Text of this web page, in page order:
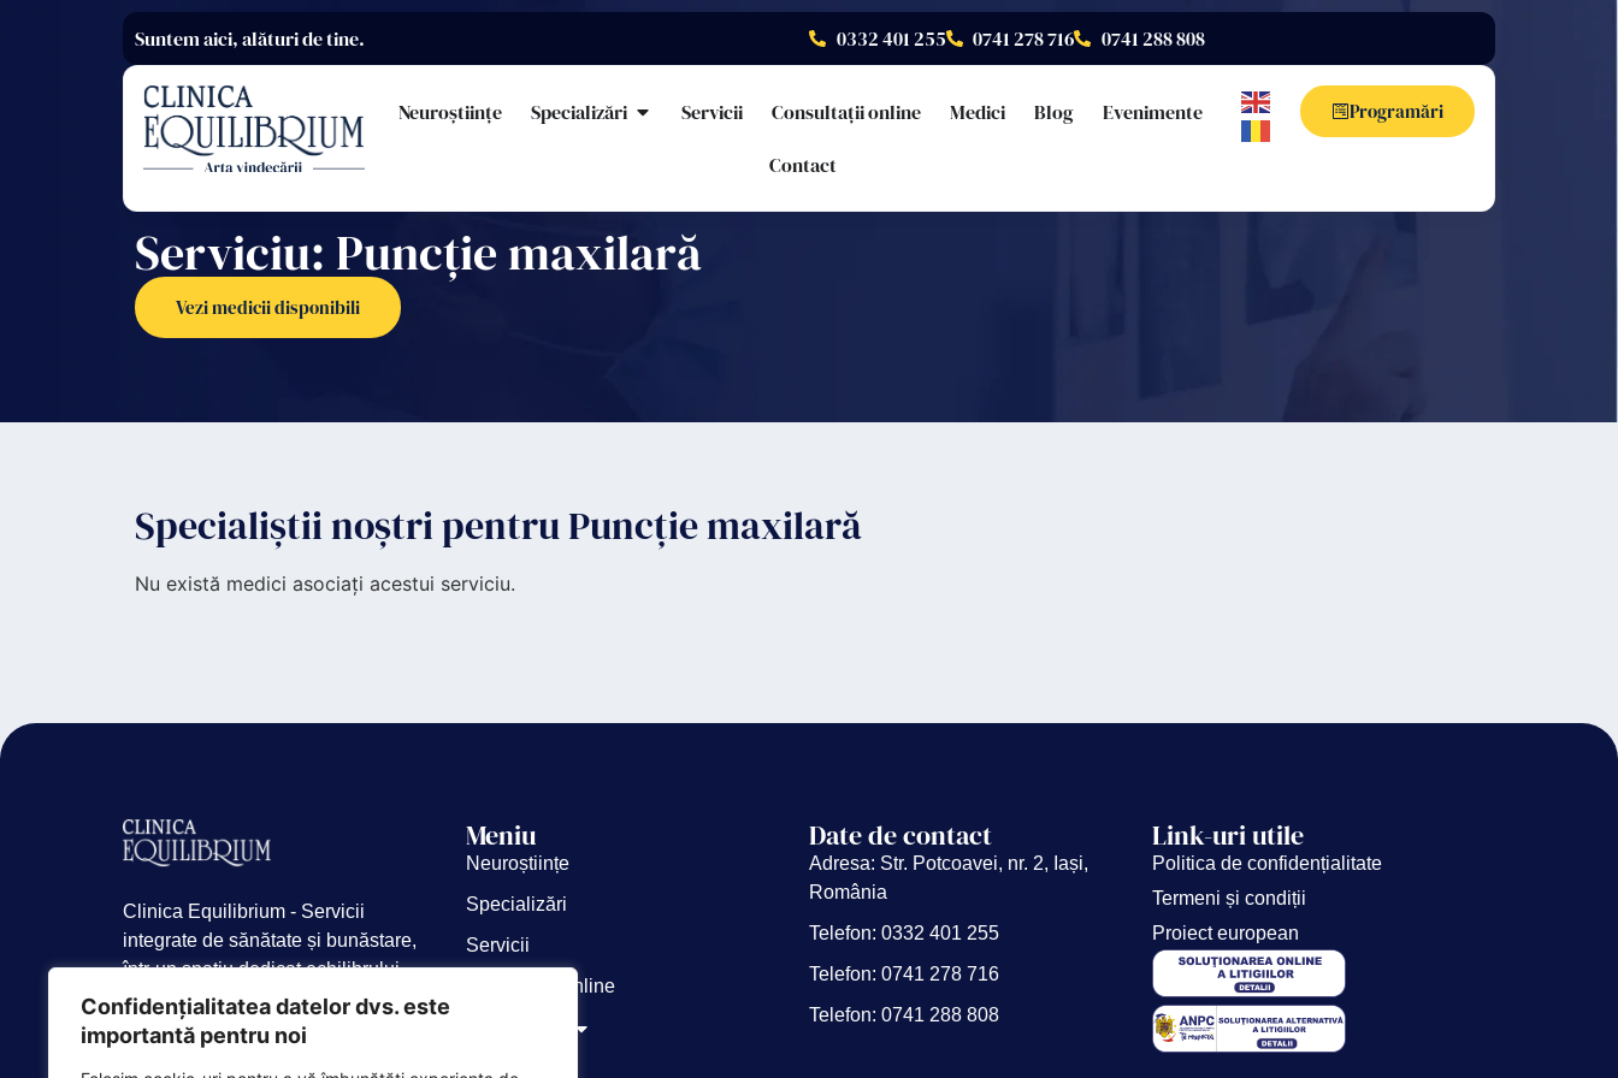
Confidențialitatea datelor dvs. este
importantă pentru noi
Suntem aici, alături de tine. 0332 401 255 0741 278 716 0741 288 808
Neuroștiințe Specializări Servicii Consultații online Medici Blog
Evenimente
Contact
Programări
Serviciu: Puncție maxilară
Vezi medicii disponibili
Specialiștii noștri pentru Puncție maxilară
Nu există medici asociați acestui serviciu.
Clinica Equilibrium - Servicii
integrate de sănătate și bunăstare,
într-un spațiu dedicat echilibrului
tău fizic și emoțional.
Meniu
Neuroștiințe
Specializări
Servicii
Consultații online
Blog
Date de contact
Adresa: Str. Potcoavei, nr. 2, Iași,
România
Telefon: 0332 401 255
Telefon: 0741 278 716
Telefon: 0741 288 808
Link-uri utile
Politica de confidențialitate
Termeni și condiții
Proiect european